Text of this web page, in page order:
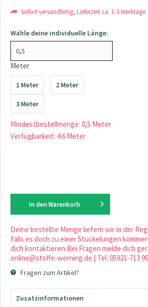
Sofort versandfertig, Lieferzeit ca. 1-3 Werktage
Wähle deine individuelle Länge:
Meter
1 Meter 2 Meter
3 Meter
Mindestbestellmenge: 0,5 Meter
Verfügbarkeit: 4.6 Meter
In den Warenkorb
Deine bestellte Menge liefern wir in der
Falls es doch zu einer Stückelungen
dich kontaktieren.Bei Fragen melde dich
online@stoffe-werning.de | Tel: 05921-713
Fragen zum Artikel?
Zusatzinformationen